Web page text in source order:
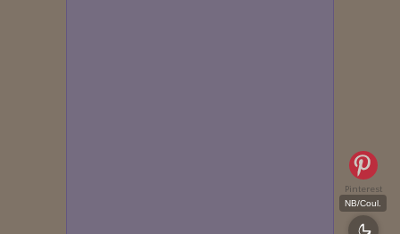
Pinterest
NB/Coul.